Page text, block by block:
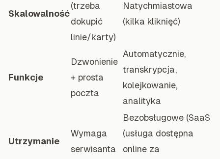
Skalowalność
(trzeba
dokupić
linie/karty)
Natychmiastowa
(kilka kliknięć)
Funkcje
Dzwonienie
+ prosta
poczta
Automatycznie,
transkrypcja,
kolejkowanie,
analityka
Utrzymanie
Wymaga
serwisanta
Bezobsługowe (SaaS
(usługa dostępna
online za